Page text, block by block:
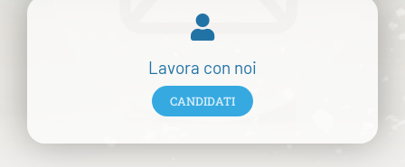
Lavora con noi
CANDIDATI